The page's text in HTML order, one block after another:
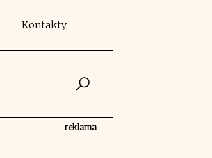
Kontakty
reklama